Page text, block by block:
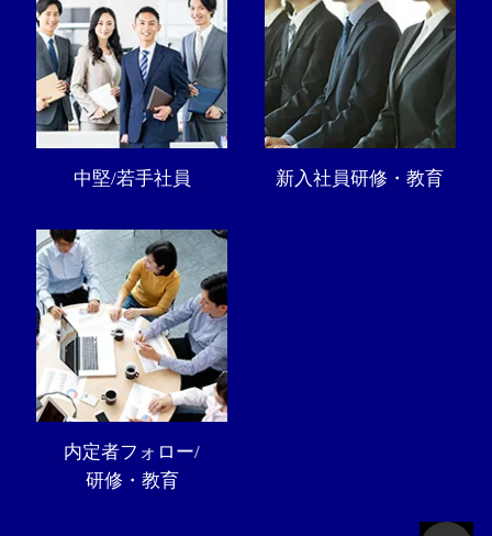
中堅/若手社員 新入社員研修・教育
内定者フォロー/
研修・教育